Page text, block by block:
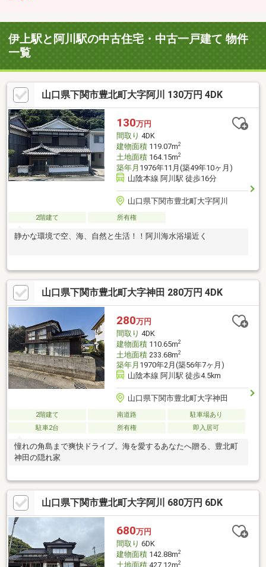
伊上駅と阿川駅の中古住宅・中古一戸建て 物件
一覧
山口県下関市豊北町大字阿川 130万円 4DK
130万円
間取り 4DK
建物面積119.07m2
土地面積164.15m2
築年月 1976年11月(築49年10ヶ月)
山陰本線 阿川駅 徒歩16分
山口県下関市豊北町大字阿川
2階建て 所有権
静かな環境で空、海、自然と生活！！阿川海水浴場近く
山口県下関市豊北町大字神田 280万円 4DK
280万円
間取り 4DK
建物面積110.65m2
土地面積233.68m2
築年月 1970年2月(築56年7ヶ月)
山陰本線 阿川駅 徒歩4.5km
山口県下関市豊北町大字神田
2階建て 南道路
駐車場あり
駐車2台
所有権 即入居可
憧れの角島まで爽快ドライブ。海を愛するあなたへ贈る、豊北町
神田の隠れ家
山口県下関市豊北町大字阿川 680万円 6DK
680万円
間取り 6DK
建物面積142.88m2
2